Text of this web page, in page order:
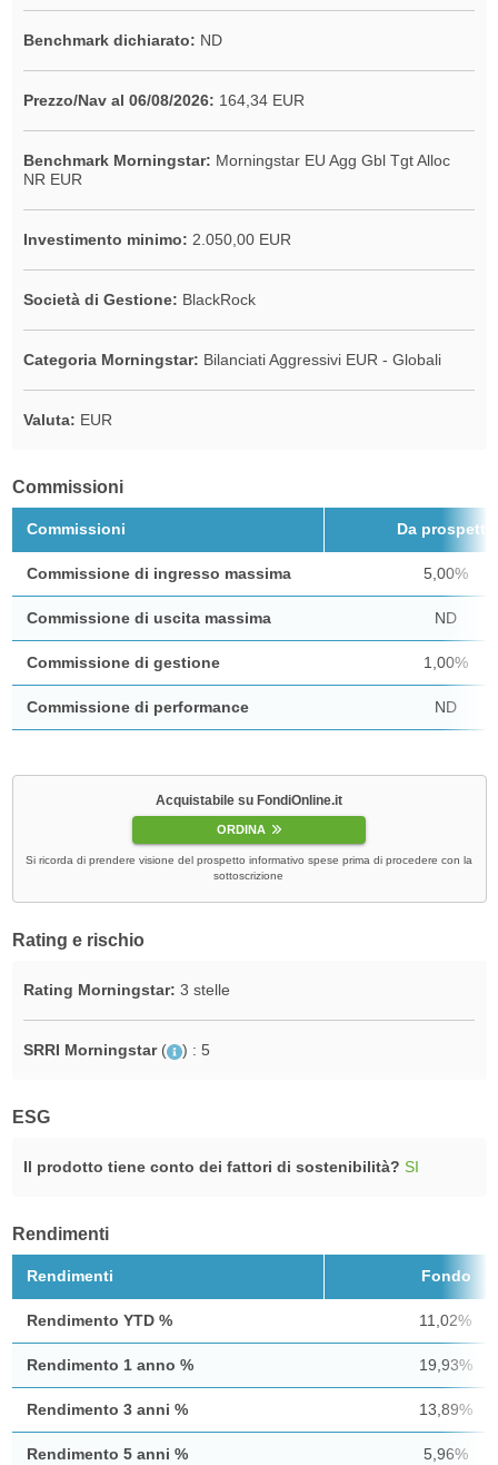
Benchmark dichiarato: ND
Prezzo/Nav al 06/08/2026: 164,34 EUR
Benchmark Morningstar: Morningstar EU Agg Gbl Tgt Alloc
NR EUR
Investimento minimo: 2.050,00 EUR
Società di Gestione: BlackRock
Categoria Morningstar: Bilanciati Aggressivi EUR - Globali
Valuta: EUR
Commissioni
Commissioni Da prospetto
Commissione di ingresso massima 5,00%
Commissione di uscita massima ND
Commissione di gestione 1,00%
Commissione di performance ND
Acquistabile su FondiOnline.it
ORDINA
Si ricorda di prendere visione del prospetto informativo spese prima di procedere con la
sottoscrizione
Rating e rischio
Rating Morningstar: 3 stelle
SRRI Morningstar ( ) : 5
ESG
Il prodotto tiene conto dei fattori di sostenibilità? SI
Rendimenti
Rendimenti Fondo
Rendimento YTD % 11,02%
Rendimento 1 anno % 19,93%
Rendimento 3 anni % 13,89%
Rendimento 5 anni % 5,96%